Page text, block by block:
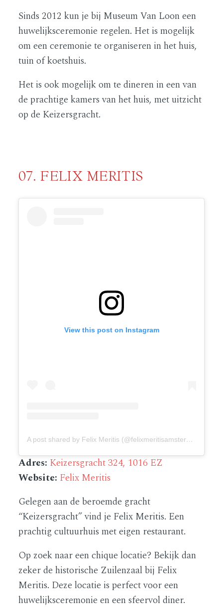
Sinds 2012 kun je bij Museum Van Loon een
huwelijksceremonie regelen. Het is mogelijk
om een ceremonie te organiseren in het huis,
tuin of koetshuis.
Het is ook mogelijk om te dineren in een van
de prachtige kamers van het huis, met uitzicht
op de Keizersgracht.
07. FELIX MERITIS
View this post on Instagram
A post shared by Felix Meritis (@felixmeritisamsterdam)
Adres: Keizersgracht 324, 1016 EZ
Website: Felix Meritis
Gelegen aan de beroemde gracht
“Keizersgracht” vind je Felix Meritis. Een
prachtig cultuurhuis met eigen restaurant.
Op zoek naar een chique locatie? Bekijk dan
zeker de historische Zuilenzaal bij Felix
Meritis. Deze locatie is perfect voor een
huwelijksceremonie en een sfeervol diner.